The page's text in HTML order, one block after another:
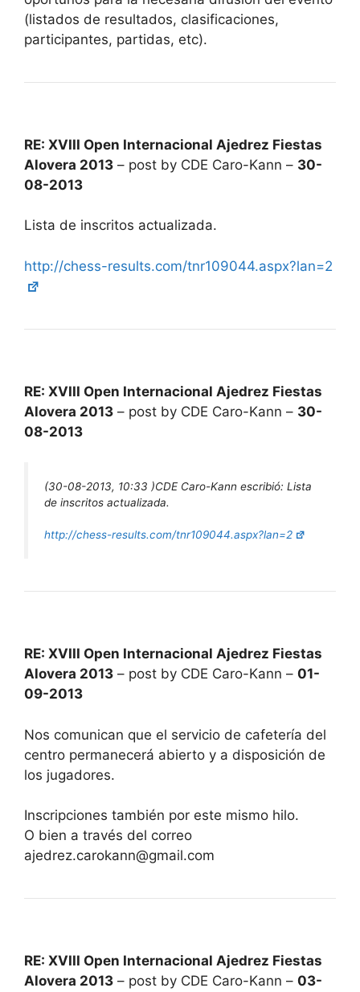
(listados de resultados, clasificaciones,
participantes, partidas, etc).
RE: XVIII Open Internacional Ajedrez Fiestas
Alovera 2013 – post by CDE Caro-Kann – 30-
08-2013
Lista de inscritos actualizada.
http://chess-results.com/tnr109044.aspx?lan=2
RE: XVIII Open Internacional Ajedrez Fiestas
Alovera 2013 – post by CDE Caro-Kann – 30-
08-2013
(30-08-2013, 10:33 )CDE Caro-Kann escribió: Lista
de inscritos actualizada.
http://chess-results.com/tnr109044.aspx?lan=2
RE: XVIII Open Internacional Ajedrez Fiestas
Alovera 2013 – post by CDE Caro-Kann – 01-
09-2013
Nos comunican que el servicio de cafetería del
centro permanecerá abierto y a disposición de
los jugadores.
Inscripciones también por este mismo hilo.
O bien a través del correo
ajedrez.carokann@gmail.com
RE: XVIII Open Internacional Ajedrez Fiestas
Alovera 2013 – post by CDE Caro-Kann – 03-